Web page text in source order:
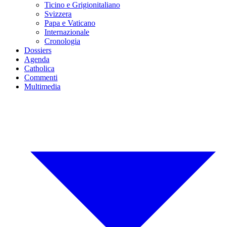
Ticino e Grigionitaliano
Svizzera
Papa e Vaticano
Internazionale
Cronologia
Dossiers
Agenda
Catholica
Commenti
Multimedia